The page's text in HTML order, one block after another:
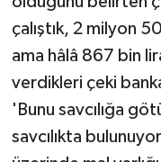
çalıştık, 2 milyon
ama hâlâ 867 bin
verdikleri çeki
'Bunu savcılığa
savcılıkta